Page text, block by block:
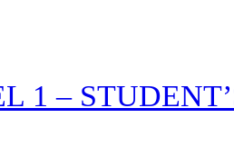
1 –